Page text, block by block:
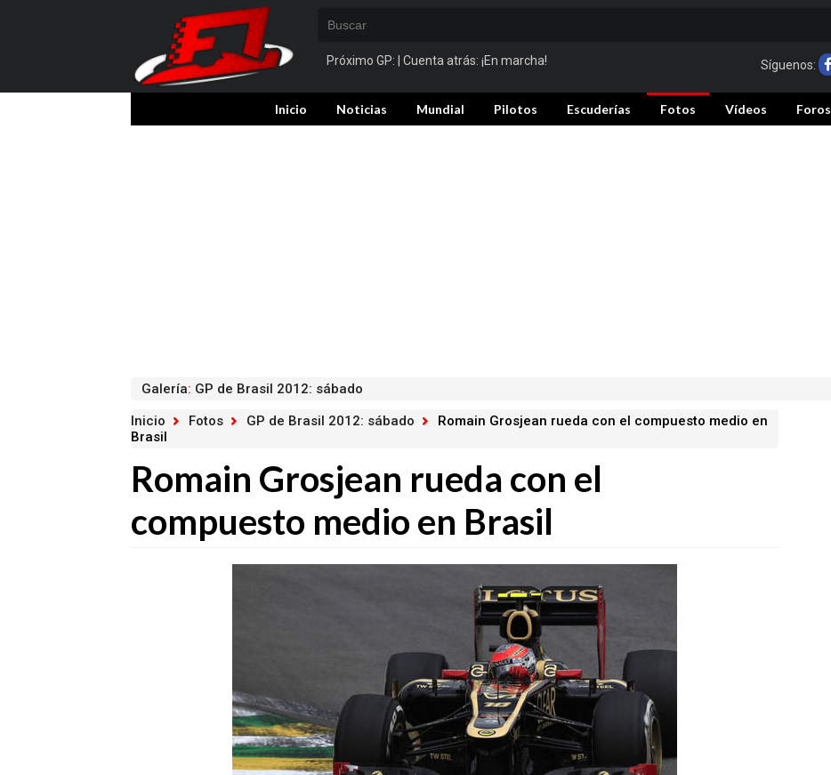
Próximo GP: | Cuenta atrás: ¡En marcha! Síguenos:
Inicio Noticias Mundial Pilotos Escuderías Fotos Vídeos Foros
Galería: GP de Brasil 2012: sábado
Inicio
Fotos GP de Brasil 2012: sábado
Romain Grosjean rueda con el compuesto medio en
Brasil
Romain Grosjean rueda con el
compuesto medio en Brasil